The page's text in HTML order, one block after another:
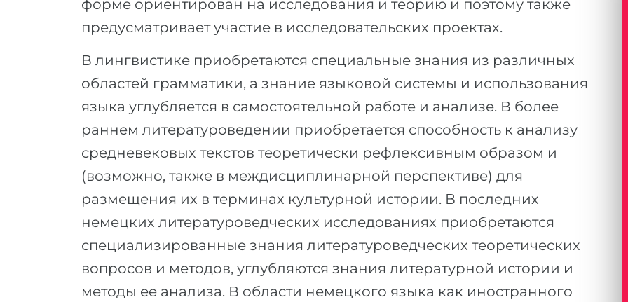
форме ориентирован на исследования и теорию и поэтому также
предусматривает участие в исследовательских проектах.
В лингвистике приобретаются специальные знания из различных
областей грамматики, а знание языковой системы и использования
языка углубляется в самостоятельной работе и анализе. В более
раннем литературоведении приобретается способность к анализу
средневековых текстов теоретически рефлексивным образом и
(возможно, также в междисциплинарной перспективе) для
размещения их в терминах культурной истории. В последних
немецких литературоведческих исследованиях приобретаются
специализированные знания литературоведческих теоретических
вопросов и методов, углубляются знания литературной истории и
методы ее анализа. В области немецкого языка как иностранного